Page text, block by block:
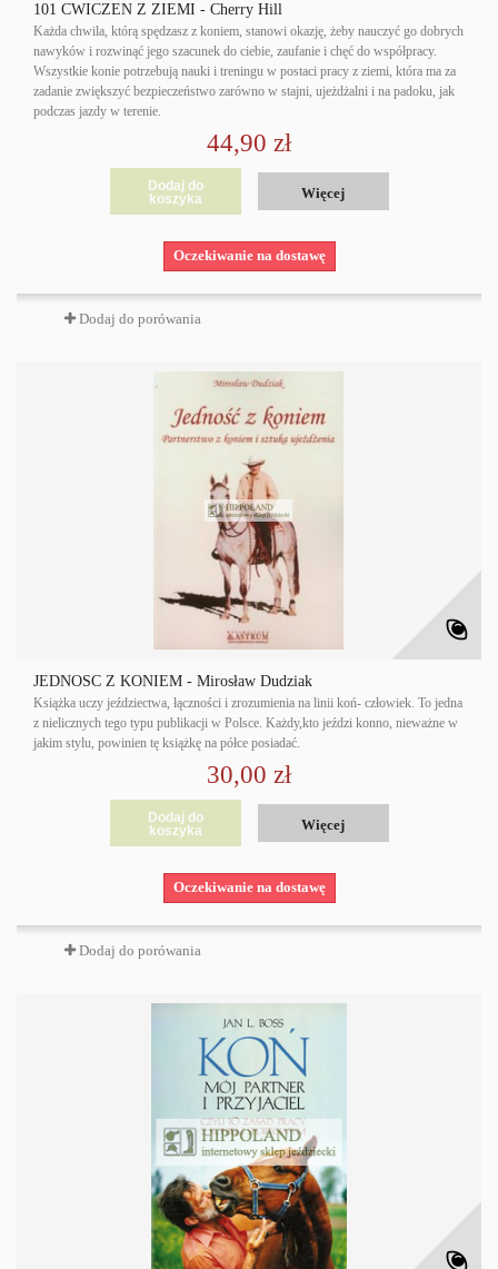
101 ĆWICZEŃ Z ZIEMI - Cherry Hill
Każda chwila, którą spędzasz z koniem, stanowi okazję, żeby nauczyć go dobrych
nawyków i rozwinąć jego szacunek do ciebie, zaufanie i chęć do współpracy.
Wszystkie konie potrzebują nauki i treningu w postaci pracy z ziemi, która ma za
zadanie zwiększyć bezpieczeństwo zarówno w stajni, ujeżdżalni i na padoku, jak
podczas jazdy w terenie.
44,90 zł
Dodaj do
koszyka
Więcej
Oczekiwanie na dostawę
Dodaj do porówania
JEDNOŚĆ Z KONIEM - Mirosław Dudziak
Książka uczy jeździectwa, łączności i zrozumienia na linii koń- człowiek. To jedna
z nielicznych tego typu publikacji w Polsce. Każdy,kto jeździ konno, nieważne w
jakim stylu, powinien tę książkę na półce posiadać.
30,00 zł
Dodaj do
koszyka
Więcej
Oczekiwanie na dostawę
Dodaj do porówania